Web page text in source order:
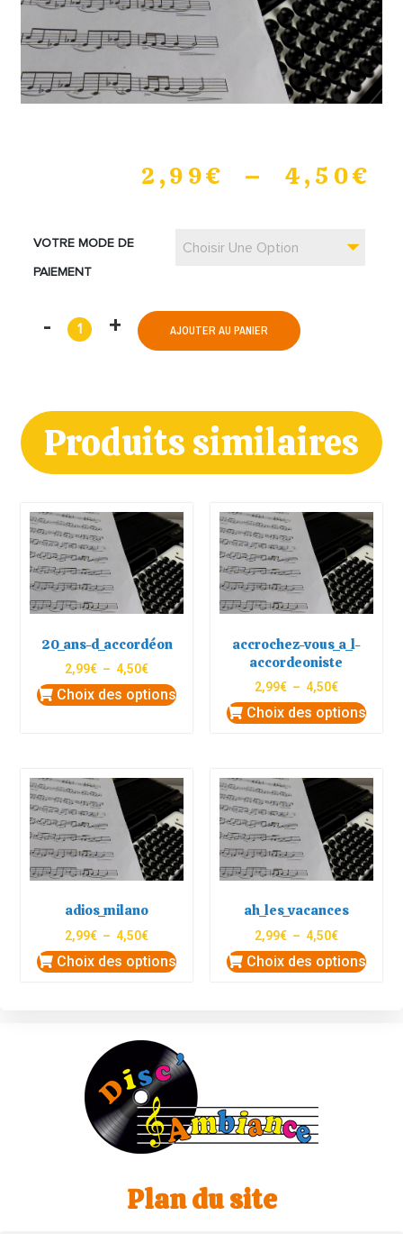
2,99€ – 4,50€
VOTRE MODE DE
PAIEMENT
Choisir Une Option
AJOUTER AU PANIER
Produits similaires
20_ans-d_accordéon
2,99€ – 4,50€
Choix des options
accrochez-vous_a_l-
accordeoniste
2,99€ – 4,50€
Choix des options
adios_milano
2,99€ – 4,50€
Choix des options
ah_les_vacances
2,99€ – 4,50€
Choix des options
Plan du site